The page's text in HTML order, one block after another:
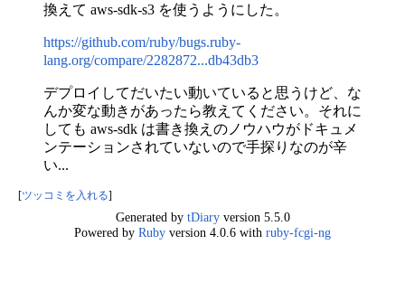
換えて aws-sdk-s3 を使うようにした。
https://github.com/ruby/bugs.ruby-
lang.org/compare/2282872...db43db3
デプロイしてだいたい動いていると思うけど、な
んか変な動きがあったら教えてください。それに
しても aws-sdk は書き換えのノウハウがドキュメ
ンテーションされていないので手探りなのが辛
い...
[ツッコミを入れる]
Generated by tDiaryversion 5.5.0
Powered by Ruby version 4.0.6 with ruby-fcgi-ng